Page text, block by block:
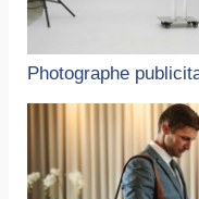
Photographe